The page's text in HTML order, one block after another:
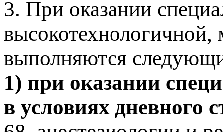
3. При оказании
выполняются
1) при оказании
в условиях дневного